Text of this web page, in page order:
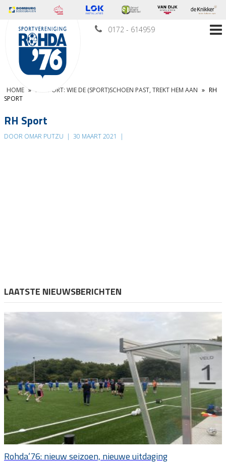
0172 - 614959
HOME » RH SPORT: WIE DE (SPORT)SCHOEN PAST, TREKT HEM AAN » RH
SPORT
RH Sport
DOOR OMAR PUTZU | 30 MAART 2021 |
LAATSTE NIEUWSBERICHTEN
Rohda’76: nieuw seizoen, nieuwe uitdaging